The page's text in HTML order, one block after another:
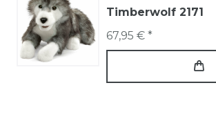
Timberwolf 2171
67,95 € *